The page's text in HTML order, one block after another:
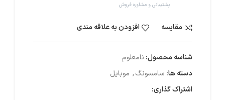
پشتیبانی و مشاوره فروش
مقایسه افزودن به علاقه مندی
شناسه محصول: نامعلوم
دسته ها: سامسونگ, موبایل
اشتراک گذاری: